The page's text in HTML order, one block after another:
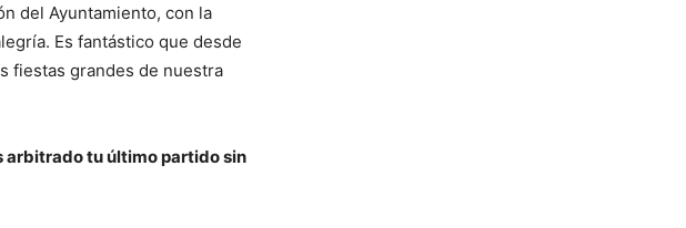
del Ayuntamiento, con la
Es fantástico que desde
fiestas grandes de nuestra
arbitrado tu último partido sin